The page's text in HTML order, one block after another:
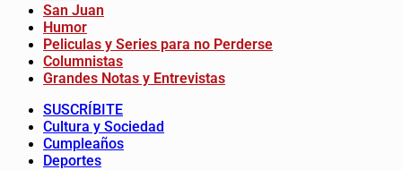
San Juan
Humor
Peliculas y Series para no Perderse
Columnistas
Grandes Notas y Entrevistas
SUSCRÍBITE
Cultura y Sociedad
Cumpleaños
Deportes